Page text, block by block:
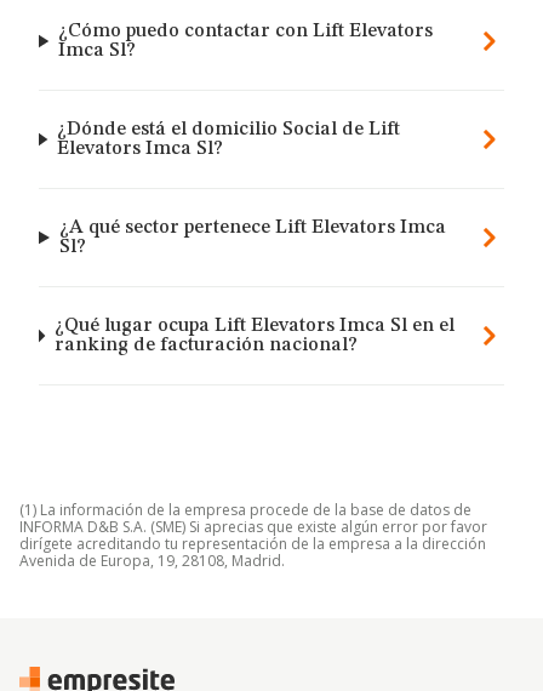
¿Cómo puedo contactar con Lift Elevators
Imca Sl?
¿Dónde está el domicilio Social de Lift
Elevators Imca Sl?
¿A qué sector pertenece Lift Elevators Imca
Sl?
¿Qué lugar ocupa Lift Elevators Imca Sl en el
ranking de facturación nacional?
(1) La información de la empresa procede de la base de datos de
INFORMA D&B S.A. (SME) Si aprecias que existe algún error por favor
dirígete acreditando tu representación de la empresa a la dirección
Avenida de Europa, 19, 28108, Madrid.